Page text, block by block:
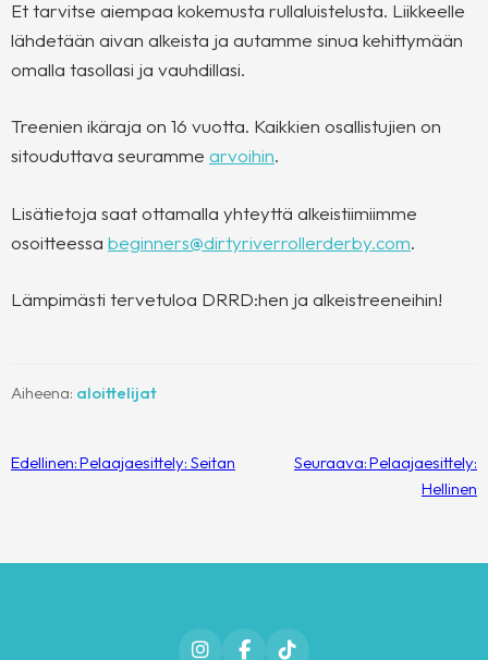
Et tarvitse aiempaa kokemusta rullaluistelusta. Liikkeelle
lähdetään aivan alkeista ja autamme sinua kehittymään
omalla tasollasi ja vauhdillasi.
Treenien ikäraja on 16 vuotta. Kaikkien osallistujien on
sitouduttava seuramme arvoihin.
Lisätietoja saat ottamalla yhteyttä alkeistiimiimme
osoitteessa beginners@dirtyriverrollerderby.com.
Lämpimästi tervetuloa DRRD:hen ja alkeistreeneihin!
Aiheena: aloittelijat
Artikkelien
Edellinen:Pelaajaesittely: Seitan Seuraava:Pelaajaesittely:
Hellinen
Instagram FacebookTikTok